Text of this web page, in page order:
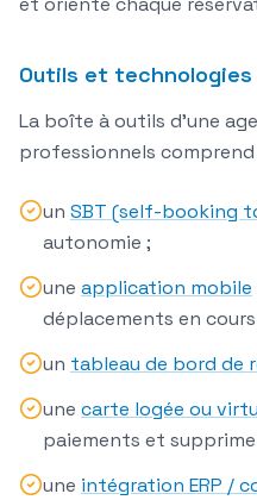
Outils et technologies
La boîte à outils d'une
professionnels
un SBT (self-booking
autonomie ;
une application mobile
déplacements en cours
un tableau de bord de
une carte logée ou
paiements et
une intégration ERP /